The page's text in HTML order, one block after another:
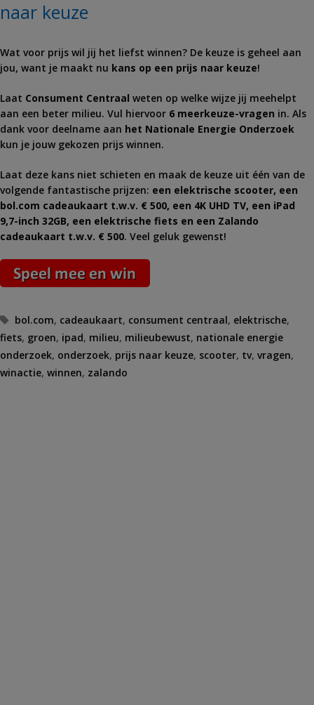
naar keuze
Wat voor prijs wil jij het liefst winnen? De keuze is geheel aan
jou, want je maakt nu kans op een prijs naar keuze!
Laat Consument Centraal weten op welke wijze jij meehelpt
aan een beter milieu. Vul hiervoor 6 meerkeuze-vragen in. Als
dank voor deelname aan het Nationale Energie Onderzoek
kun je jouw gekozen prijs winnen.
Laat deze kans niet schieten en maak de keuze uit één van de
volgende fantastische prijzen: een elektrische scooter, een
bol.com cadeaukaart t.w.v. € 500, een 4K UHD TV, een iPad
9,7-inch 32GB, een elektrische fiets en een Zalando
cadeaukaart t.w.v. € 500. Veel geluk gewenst!
Tags
bol.com, cadeaukaart, consument centraal, elektrische,
fiets, groen, ipad, milieu, milieubewust, nationale energie
onderzoek, onderzoek, prijs naar keuze, scooter, tv, vragen,
winactie, winnen, zalando